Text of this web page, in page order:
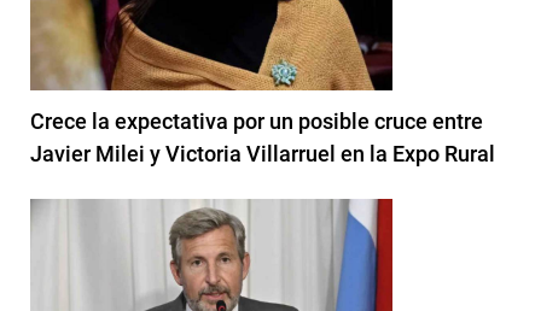
Crece la expectativa por un posible cruce entre
Javier Milei y Victoria Villarruel en la Expo Rural